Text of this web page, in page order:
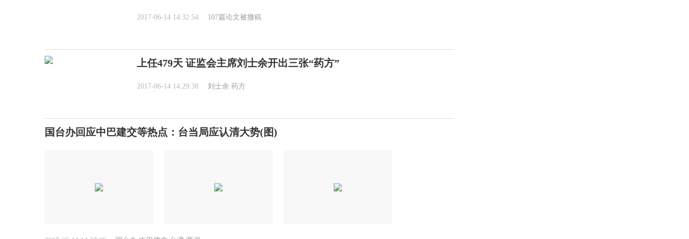
2017-06-14 14:32:54 107篇论文被撤稿
上任479天 证监会主席刘士余开出三张“药方”
2017-06-14 14:29:38 刘士余 药方
国台办回应中巴建交等热点：台当局应认清大势(图)